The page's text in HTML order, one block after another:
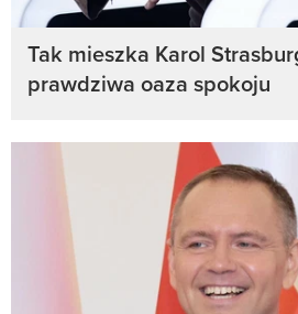
Tak mieszka Karol
prawdziwa oaza spokoju